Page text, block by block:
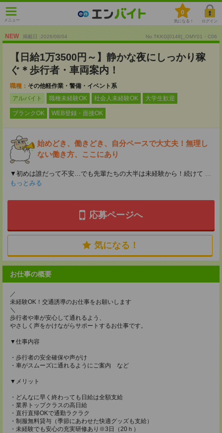
メニュー
0
気になる！ ログイン
NEW 掲載日 :2026/08/04 No.TKKG[0148]_OMY01・C06
【日給1万3500円～】静かな夜にしっかり稼
ぐ＊歩行者・車両案内！
職種： その他軽作業・警備・イベント系
アルバイト
職種未経験OK 社会人未経験OK 大学生歓迎
ブランクOK WEB登録・面接OK
始めどき、働きどき、自分ペースで大丈夫！無理し
ない働き方、ここにあり
▼初めは誰だって不安…でも先輩たちの大半は未経験から！続けて ...
もっとみる
応募ページへ
気になる！
お仕事の概要
／
未経験OK！交通誘導のお仕事をお願いします
＼
歩行者や車が安心して通れるよう、
やさしく声をかけながらサポートするお仕事です。
▼仕事内容
・歩行者の安全確保や声がけ
・車がスムーズに通れるようにご案内 など
▼メリット
・どんなに早く終わっても日給は全額支給
・業界トップクラスの高日給
・直行直帰OKで通勤ラクラク
・制服無料貸与（季節にあわせた快適グッズも支給）
・未経験でも安心の充実研修あり※3日（20ｈ）